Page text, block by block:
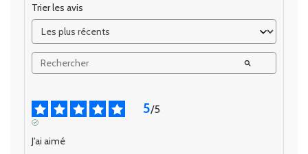
Trier les avis
5/5
J'ai aimé